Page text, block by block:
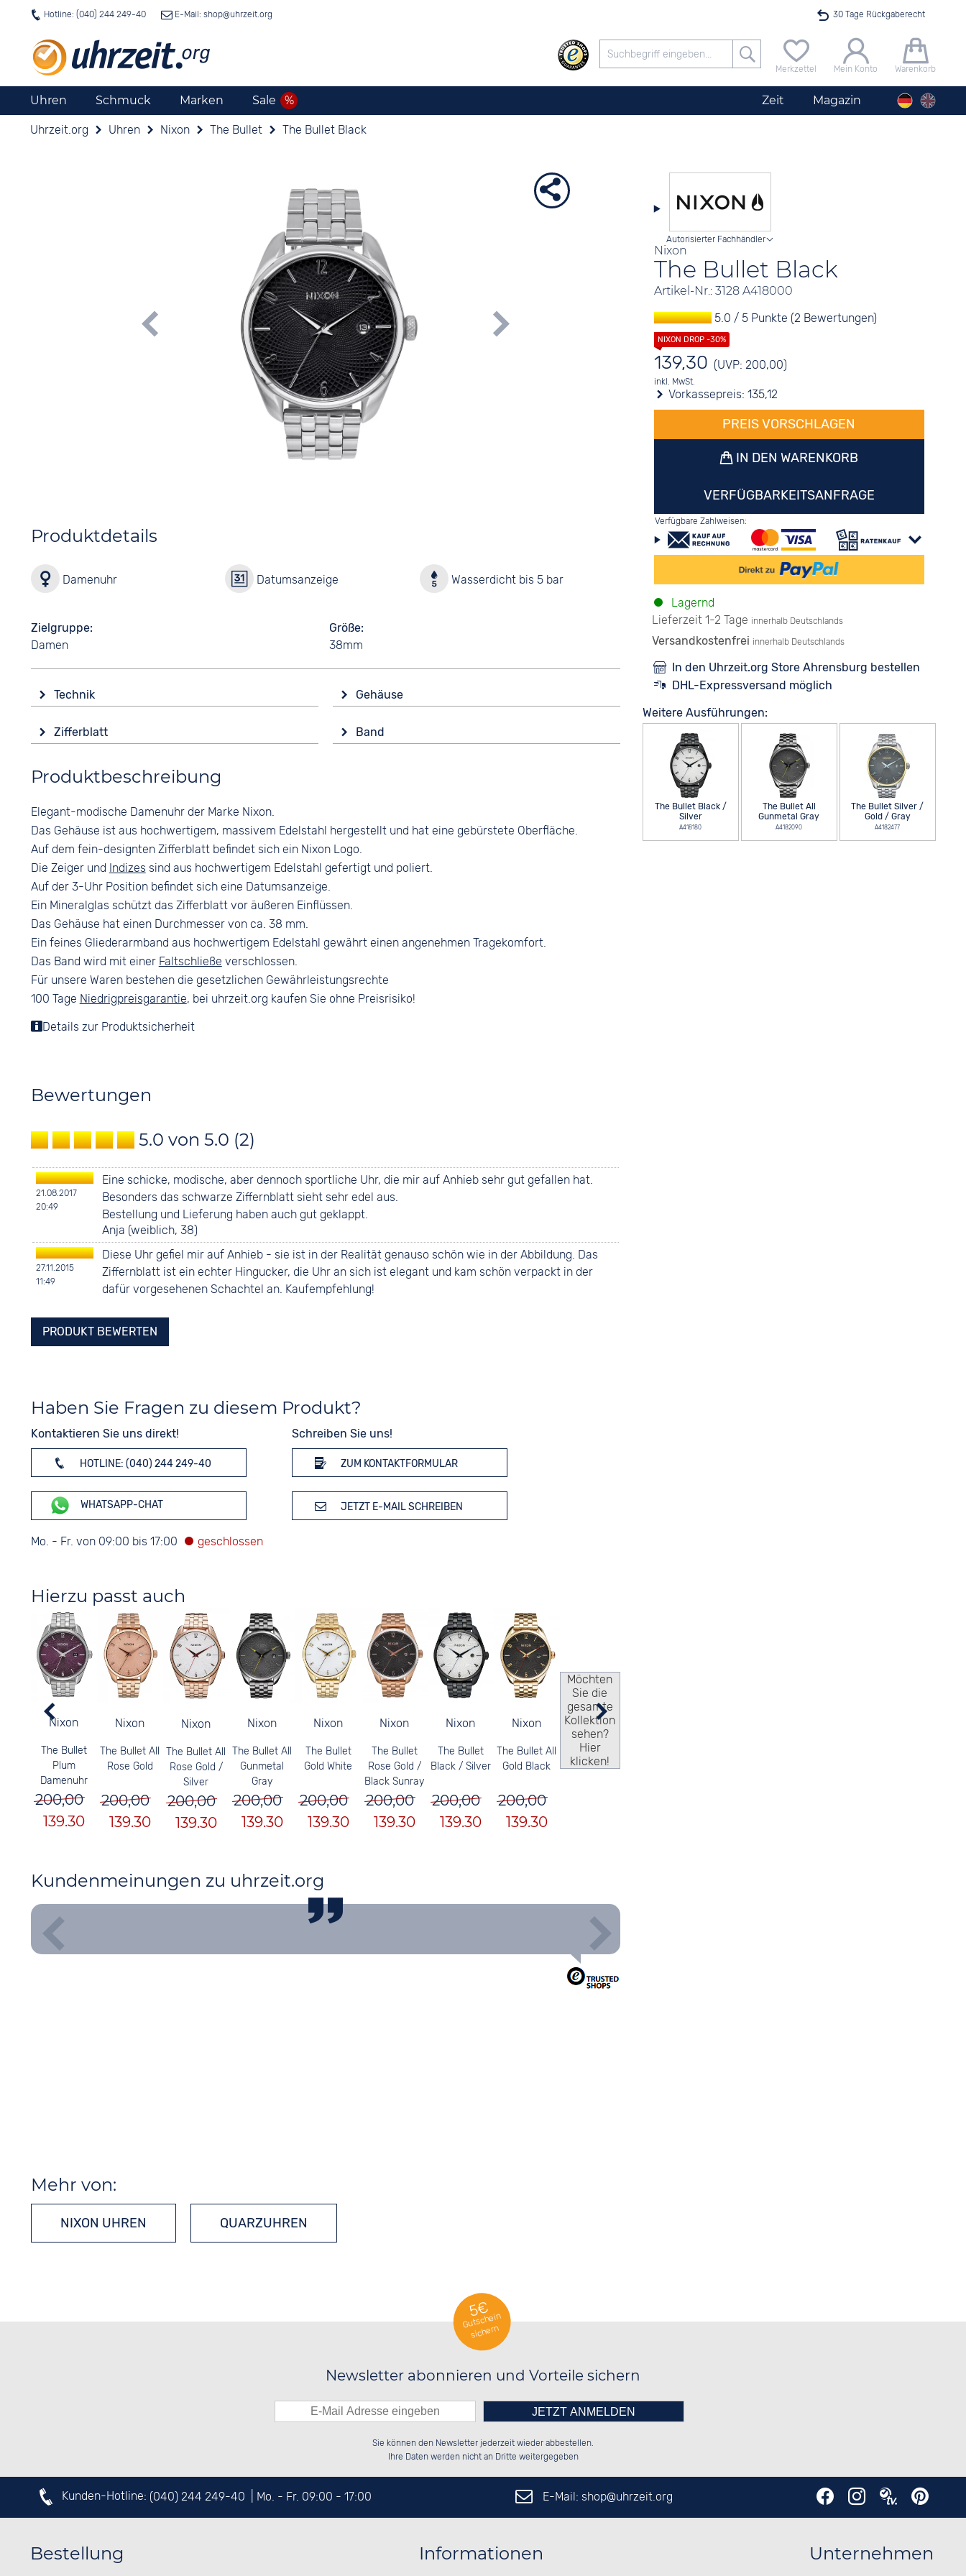
Hotline: (040) 244 249-40 E-Mail: shop@uhrzeit.org 30 Tage Rückgaberecht
Versandkostenfrei ab 40 €
24h Expresslieferung
100 Tage Niedrigpreisgarantie
Merkzettel Mein Konto Warenkorb
Uhren Schmuck Marken Sale Zeit Magazin
Uhrzeit.org Uhren Nixon The Bullet The Bullet Black
Nixon
The Bullet Black
Artikel-Nr.: 3128 A418000
Autorisierter Fachhändler
5.0 / 5 Punkte (2 Bewertungen)
139,30 (UVP: 200,00)
inkl. MwSt.
Vorkassepreis: 135,12
PREIS VORSCHLAGEN
IN DEN WARENKORB
VERFÜGBARKEITSANFRAGE
Verfügbare Zahlweisen:
Lagernd
Lieferzeit 1-2 Tage innerhalb Deutschlands
Versandkostenfrei innerhalb Deutschlands
In den Uhrzeit.org Store Ahrensburg bestellen
DHL-Expressversand möglich
Weitere Ausführungen:
The Bullet Black /
Silver
A418180
The Bullet All
Gunmetal Gray
A4182090
The Bullet Silver /
Gold / Gray
A4182477
Produktdetails
Damenuhr Datumsanzeige Wasserdicht bis 5 bar
Zielgruppe
Damen
Größe
38mm
Technik
Batterie (Quarz)
5 bar
Funktionen
Datumsanzeige
Gehäuse
Edelstahl
Mineralglas
Farbe
Silber
Zifferblatt
Analog
Schwarz
Ziffern
Arabisch
Band
Bandschließe
Faltschließe
Produktbeschreibung
Elegant-modische Damenuhr der Marke Nixon.
Das Gehäuse ist aus hochwertigem, massivem Edelstahl hergestellt und hat eine gebürstete Oberfläche.
Auf dem fein-designten Zifferblatt befindet sich ein Nixon Logo.
Die Zeiger und Indizes sind aus hochwertigem Edelstahl gefertigt und poliert.
Auf der 3-Uhr Position befindet sich eine Datumsanzeige.
Ein Mineralglas schützt das Zifferblatt vor äußeren Einflüssen.
Das Gehäuse hat einen Durchmesser von ca. 38 mm.
Ein feines Gliederarmband aus hochwertigem Edelstahl gewährt einen angenehmen Tragekomfort.
Das Band wird mit einer Faltschließe verschlossen.
Für unsere Waren bestehen die gesetzlichen Gewährleistungsrechte
100 Tage Niedrigpreisgarantie, bei uhrzeit.org kaufen Sie ohne Preisrisiko!
Details zur Produktsicherheit
Bewertungen
5.0 von 5.0 (2)
21.08.2017
20:49
Eine schicke, modische, aber dennoch sportliche Uhr, die mir auf Anhieb sehr gut gefallen hat.
Besonders das schwarze Ziffernblatt sieht sehr edel aus.
Bestellung und Lieferung haben auch gut geklappt.
Anja (weiblich, 38)
27.11.2015
11:49
Diese Uhr gefiel mir auf Anhieb - sie ist in der Realität genauso schön wie in der Abbildung. Das
Ziffernblatt ist ein echter Hingucker, die Uhr an sich ist elegant und kam schön verpackt in der
dafür vorgesehenen Schachtel an. Kaufempfehlung!
PRODUKT BEWERTEN
Haben Sie Fragen zu diesem Produkt?
Kontaktieren Sie uns direkt!
HOTLINE: (040) 244 249-40
WHATSAPP-CHAT
Mo. - Fr. von 09:00 bis 17:00
Schreiben Sie uns!
ZUM KONTAKTFORMULAR
JETZT E-MAIL SCHREIBEN
Hierzu passt auch
Nixon
The Bullet
Plum
Damenuhr
200,00
139.30
Nixon
The Bullet All
Rose Gold
200,00
139.30
Nixon
The Bullet All
Rose Gold /
Silver
200,00
139.30
Nixon
The Bullet All
Gunmetal
Gray
200,00
139.30
Nixon
The Bullet
Gold White
200,00
139.30
Nixon
The Bullet
Rose Gold /
Black Sunray
200,00
139.30
Nixon
The Bullet
Black / Silver
200,00
139.30
Nixon
The Bullet All
Gold Black
200,00
139.30
Möchten
Sie die
gesamte
Kollektion
sehen?
Hier
klicken!
Kundenmeinungen zu uhrzeit.org
Mehr von:
NIXON UHREN QUARZUHREN
5€
Gutschein
sichern
Newsletter abonnieren und Vorteile sichern
░░░░██░░██████░░░░████░░██░░██░░
░░░░██░░░░░░██░░██░░░░░░██░░██░░
Bitte tragen Sie die Zahl in
das nebenstehende Feld ein.
Sie können den Newsletter jederzeit wieder abbestellen.
Ihre Daten werden nicht an Dritte weitergegeben
Kunden-Hotline: (040) 244 249-40 | Mo. - Fr. 09:00 - 17:00 E-Mail: shop@uhrzeit.org
Bestellung Informationen Unternehmen